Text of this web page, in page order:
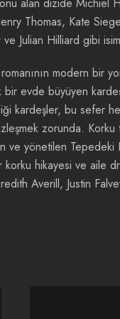
Thomas, Kate
Julian Hilliard gibi
romanının modern
evde büyüyen
kardeşler, bu sefer
zorunda.
ve yönetilen Tepedeki
hikayesi ve aile
Averill, Justin